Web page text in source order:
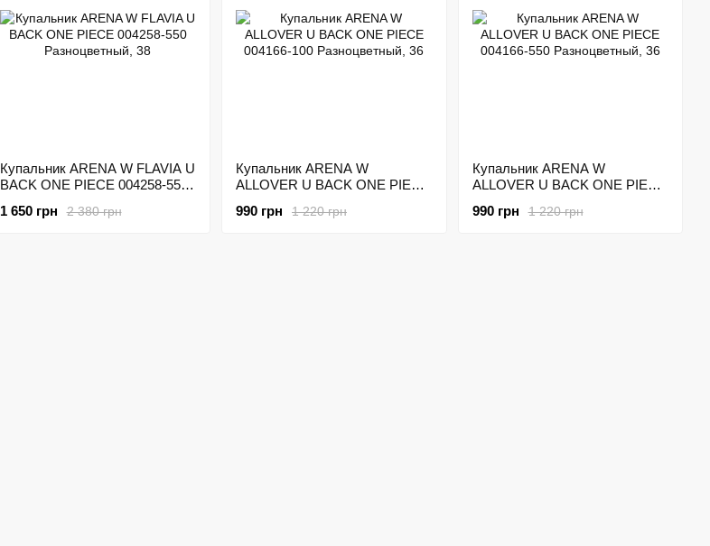
Купальник ARENA W FLAVIA U
BACK ONE PIECE 004258-550
2 380 грн
1 650 грн
Купальник ARENA W
ALLOVER U BACK ONE PIECE
1 220 грн
990 грн
Купальник ARENA W
ALLOVER U BACK ONE PIECE
1 220 грн
990 грн